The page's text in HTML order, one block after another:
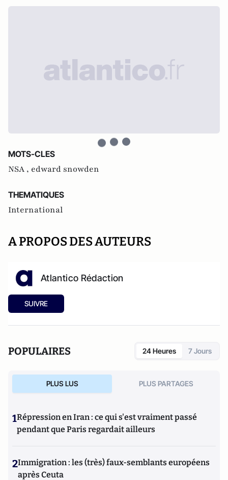
MOTS-CLES
NSA , edward snowden
THEMATIQUES
International
A PROPOS DES AUTEURS
Atlantico Rédaction
SUIVRE
POPULAIRES 24 Heures 7 Jours
PLUS LUS PLUS PARTAGES
1Répression en Iran : ce qui s'est vraiment passé
pendant que Paris regardait ailleurs
2Immigration : les (très) faux-semblants européens
après Ceuta